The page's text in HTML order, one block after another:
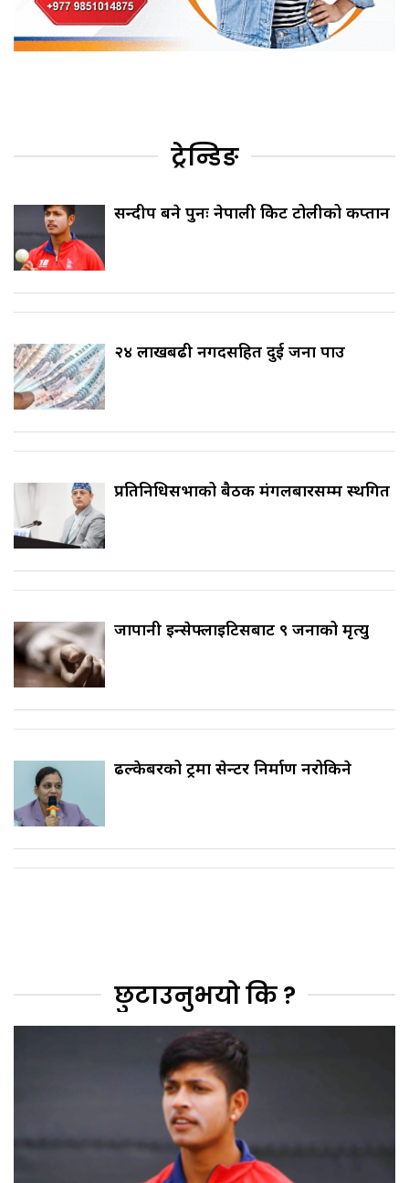
ट्रेन्डिङ
सन्दीप बने पुनः नेपाली क्रिकेट टोलीको कप्तान
२४ लाखबढी नगदसहित दुई जना पक्राउ
प्रतिनिधिसभाको बैठक मंगलबारसम्म स्थगित
जापानी इन्सेफ्लाइटिसबाट ९ जनाको मृत्यु
ढल्केबरको ट्रमा सेन्टर निर्माण नरोकिने
छुटाउनुभयो कि ?